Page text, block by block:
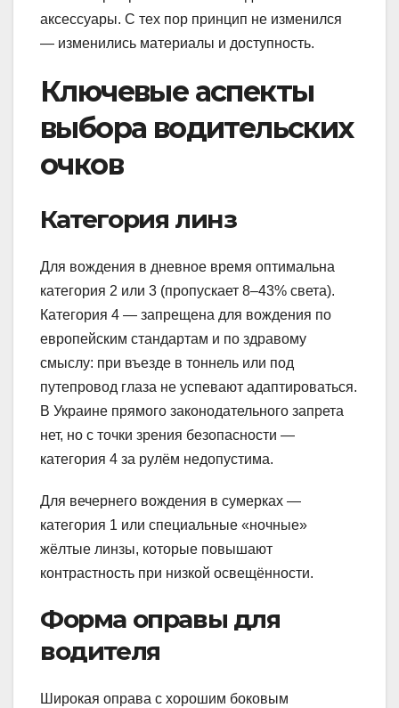
аксессуары. С тех пор принцип не изменился
— изменились материалы и доступность.
Ключевые аспекты
выбора водительских
очков
Категория линз
Для вождения в дневное время оптимальна
категория 2 или 3 (пропускает 8–43% света).
Категория 4 — запрещена для вождения по
европейским стандартам и по здравому
смыслу: при въезде в тоннель или под
путепровод глаза не успевают адаптироваться.
В Украине прямого законодательного запрета
нет, но с точки зрения безопасности —
категория 4 за рулём недопустима.
Для вечернего вождения в сумерках —
категория 1 или специальные «ночные»
жёлтые линзы, которые повышают
контрастность при низкой освещённости.
Форма оправы для
водителя
Широкая оправа с хорошим боковым